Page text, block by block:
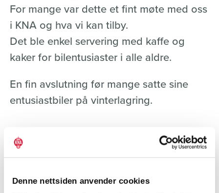
Denne nettsiden anvender cookies
For mange var dette et fint møte med oss
i KNA og hva vi kan tilby.
Det ble enkel servering med kaffe og
kaker for bilentusiaster i alle aldre.
En fin avslutning før mange satte sine
entusiastbiler på vinterlagring.